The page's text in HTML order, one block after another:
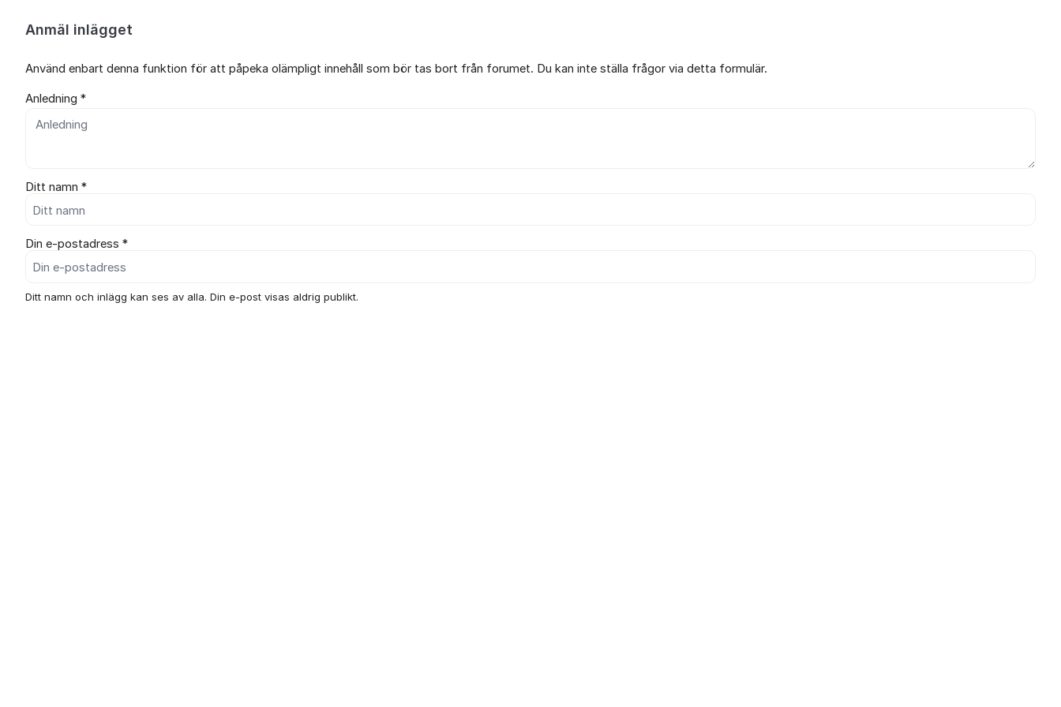
Anmäl inlägget
Använd enbart denna funktion för att påpeka olämpligt innehåll som bör tas bort från forumet. Du kan inte ställa frågor via detta formulär.
Anledning *
Ditt namn *
Din e-postadress *
Ditt namn och inlägg kan ses av alla. Din e-post visas aldrig publikt.